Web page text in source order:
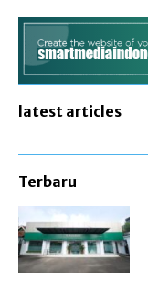
latest articles
Terbaru